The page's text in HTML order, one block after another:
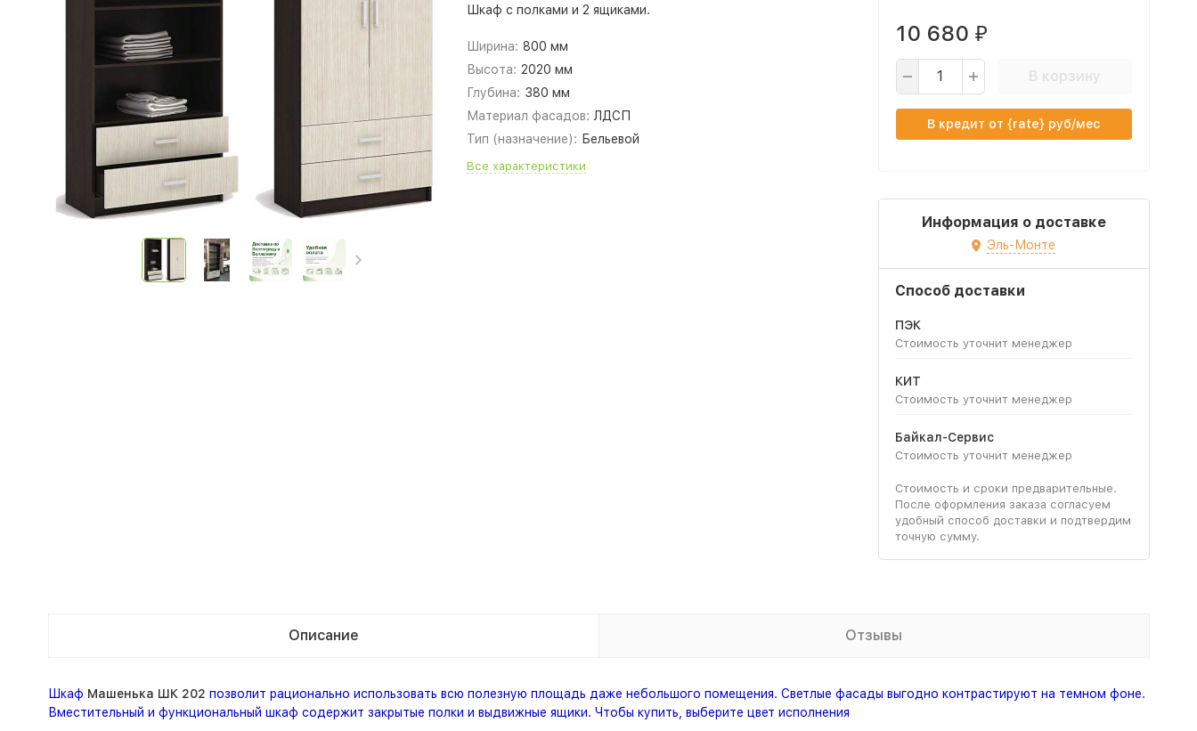
Шкаф с полками и 2 ящиками.
Ширина: 800 мм
Высота: 2020 мм
Глубина: 380 мм
Материал фасадов: ЛДСП
Тип (назначение): Бельевой
Все характеристики
10 680 ₽
В корзину
В кредит от {rate} руб/мес
Информация о доставке
Эль-Монте
Способ доставки
ПЭК
Стоимость уточнит менеджер
КИТ
Стоимость уточнит менеджер
Байкал-Сервис
Стоимость уточнит менеджер
Стоимость и сроки предварительные.
После оформления заказа согласуем
удобный способ доставки и подтвердим
точную сумму.
Описание Отзывы
Шкаф Машенька ШК 202 позволит рационально использовать всю полезную площадь даже небольшого помещения. Светлые фасады выгодно контрастируют на темном фоне.
Вместительный и функциональный шкаф содержит закрытые полки и выдвижные ящики. Чтобы купить, выберите цвет исполнения